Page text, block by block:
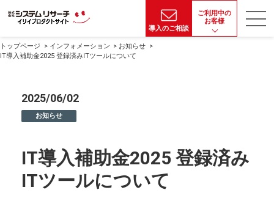
導入のご相談
ご利用中の
お客様
トップページ インフォメーション
お知らせ
IT導入補助金2025 登録済みITツールについて
2025/06/02
お知らせ
IT導入補助金2025 登録済み
ITツールについて